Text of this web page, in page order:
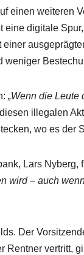
einen weiteren
digitale
einer
weniger
„Wenn die Leute
illegalen
wo es der
Lars
wird – auch
Der
vertritt,